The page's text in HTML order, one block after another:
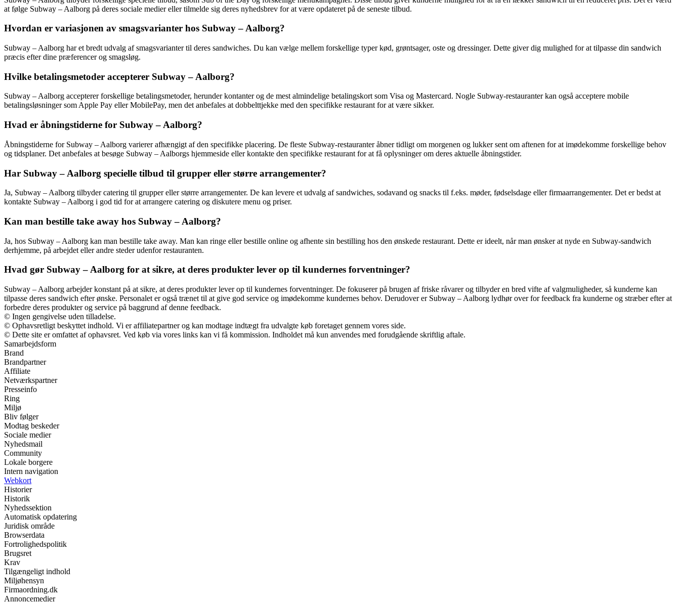
at følge Subway – Aalborg på deres sociale medier eller tilmelde sig deres nyhedsbrev for at være opdateret på de seneste tilbud.
Hvordan er variasjonen av smagsvarianter hos Subway – Aalborg?
Subway – Aalborg har et bredt udvalg af smagsvarianter til deres sandwiches. Du kan vælge mellem forskellige typer kød, grøntsager, oste og dressinger. Dette giver dig mulighed for at tilpasse din sandwich
præcis efter dine præferencer og smagsløg.
Hvilke betalingsmetoder accepterer Subway – Aalborg?
Subway – Aalborg accepterer forskellige betalingsmetoder, herunder kontanter og de mest almindelige betalingskort som Visa og Mastercard. Nogle Subway-restauranter kan også acceptere mobile
betalingsløsninger som Apple Pay eller MobilePay, men det anbefales at dobbelttjekke med den specifikke restaurant for at være sikker.
Hvad er åbningstiderne for Subway – Aalborg?
Åbningstiderne for Subway – Aalborg varierer afhængigt af den specifikke placering. De fleste Subway-restauranter åbner tidligt om morgenen og lukker sent om aftenen for at imødekomme forskellige behov
og tidsplaner. Det anbefales at besøge Subway – Aalborgs hjemmeside eller kontakte den specifikke restaurant for at få oplysninger om deres aktuelle åbningstider.
Har Subway – Aalborg specielle tilbud til grupper eller større arrangementer?
Ja, Subway – Aalborg tilbyder catering til grupper eller større arrangementer. De kan levere et udvalg af sandwiches, sodavand og snacks til f.eks. møder, fødselsdage eller firmaarrangementer. Det er bedst at
kontakte Subway – Aalborg i god tid for at arrangere catering og diskutere menu og priser.
Kan man bestille take away hos Subway – Aalborg?
Ja, hos Subway – Aalborg kan man bestille take away. Man kan ringe eller bestille online og afhente sin bestilling hos den ønskede restaurant. Dette er ideelt, når man ønsker at nyde en Subway-sandwich
derhjemme, på arbejdet eller andre steder udenfor restauranten.
Hvad gør Subway – Aalborg for at sikre, at deres produkter lever op til kundernes forventninger?
Subway – Aalborg arbejder konstant på at sikre, at deres produkter lever op til kundernes forventninger. De fokuserer på brugen af friske råvarer og tilbyder en bred vifte af valgmuligheder, så kunderne kan
tilpasse deres sandwich efter ønske. Personalet er også trænet til at give god service og imødekomme kundernes behov. Derudover er Subway – Aalborg lydhør over for feedback fra kunderne og stræber efter at
forbedre deres produkter og service på baggrund af denne feedback.
© Ingen gengivelse uden tilladelse.
© Ophavsretligt beskyttet indhold. Vi er affiliatepartner og kan modtage indtægt fra udvalgte køb foretaget gennem vores side.
© Dette site er omfattet af ophavsret. Ved køb via vores links kan vi få kommission. Indholdet må kun anvendes med forudgående skriftlig aftale.
Samarbejdsform
Brand
Brandpartner
Affiliate
Netværkspartner
Presseinfo
Ring
Miljø
Bliv følger
Modtag beskeder
Sociale medier
Nyhedsmail
Community
Lokale borgere
Intern navigation
Webkort
Historier
Historik
Nyhedssektion
Automatisk opdatering
Juridisk område
Browserdata
Fortrolighedspolitik
Brugsret
Krav
Tilgængeligt indhold
Miljøhensyn
Firmaordning.dk
Annoncemedier